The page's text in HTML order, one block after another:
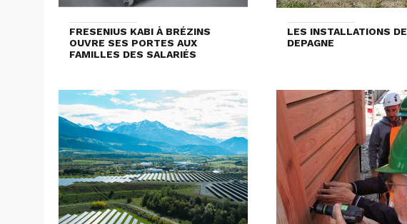
FRESENIUS KABI À BRÉZINS
OUVRE SES PORTES AUX
FAMILLES DES SALARIÉS
LES INSTALLATIONS DE
DEPAGNE